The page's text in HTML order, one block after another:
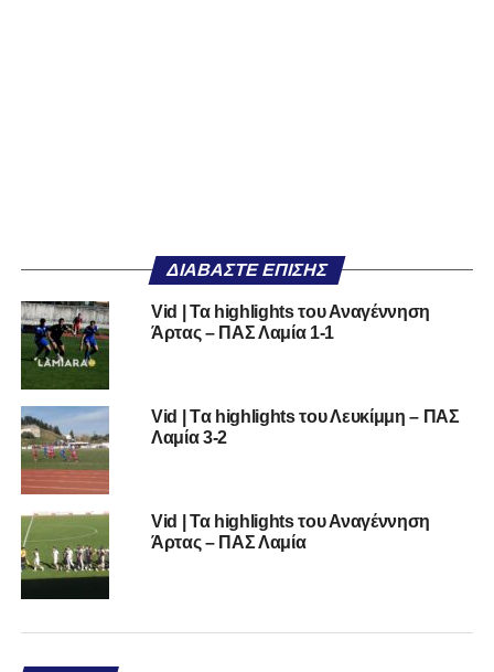
ΔΙΑΒΆΣΤΕ ΕΠΊΣΗΣ
Vid | Τα highlights του Αναγέννηση
Άρτας – ΠΑΣ Λαμία 1-1
Vid | Tα highlights του Λευκίμμη – ΠΑΣ
Λαμία 3-2
Vid | Τα highlights του Αναγέννηση
Άρτας – ΠΑΣ Λαμία